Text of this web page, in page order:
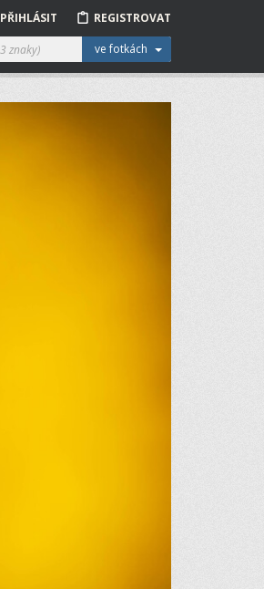
ve fotkách
REGISTROVAT
PŘIHLÁSIT